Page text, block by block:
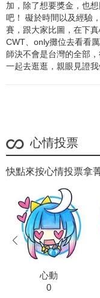
加，除了想要獎金，也
吧！ 礙於時間以及經驗
賽，跟大家比圖，在下
CWT、only攤位去看看
師決不會是台灣的全部
一起去逛逛，親眼見證我
心情投票
快點來按心情投票拿
心動
0
prev